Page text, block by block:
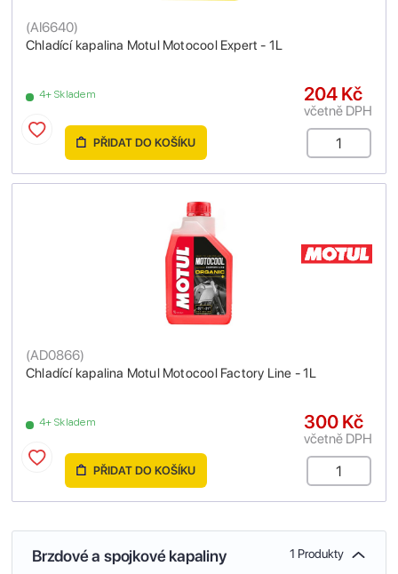
Chladící kapalina Motul Motocool Expert - 1L
(AI6640)
4+ Skladem 204 Kč
včetně DPH
PŘIDAT DO KOŠÍKU
Chladící kapalina Motul Motocool Factory Line - 1L
(AD0866)
4+ Skladem 300 Kč
včetně DPH
PŘIDAT DO KOŠÍKU
Brzdové a spojkové kapaliny 1 Produkty